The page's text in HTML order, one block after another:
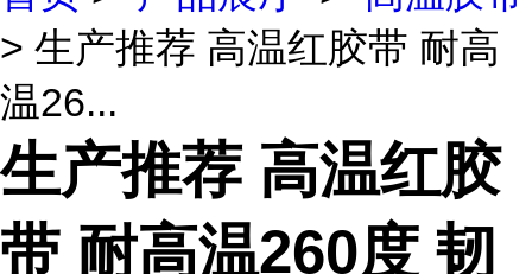
> 生产推荐 高温红胶带 耐高
温26...
生产推荐 高温红胶
带 耐高温260度 韧